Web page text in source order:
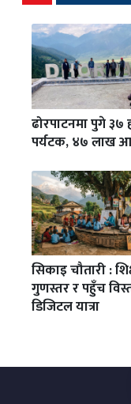
ढोरपाटनमा पुगे ३७
पर्यटक, ४७ लाख
सिकाइ चौतारी :
गुणस्तर र पहुँच
डिजिटल यात्रा